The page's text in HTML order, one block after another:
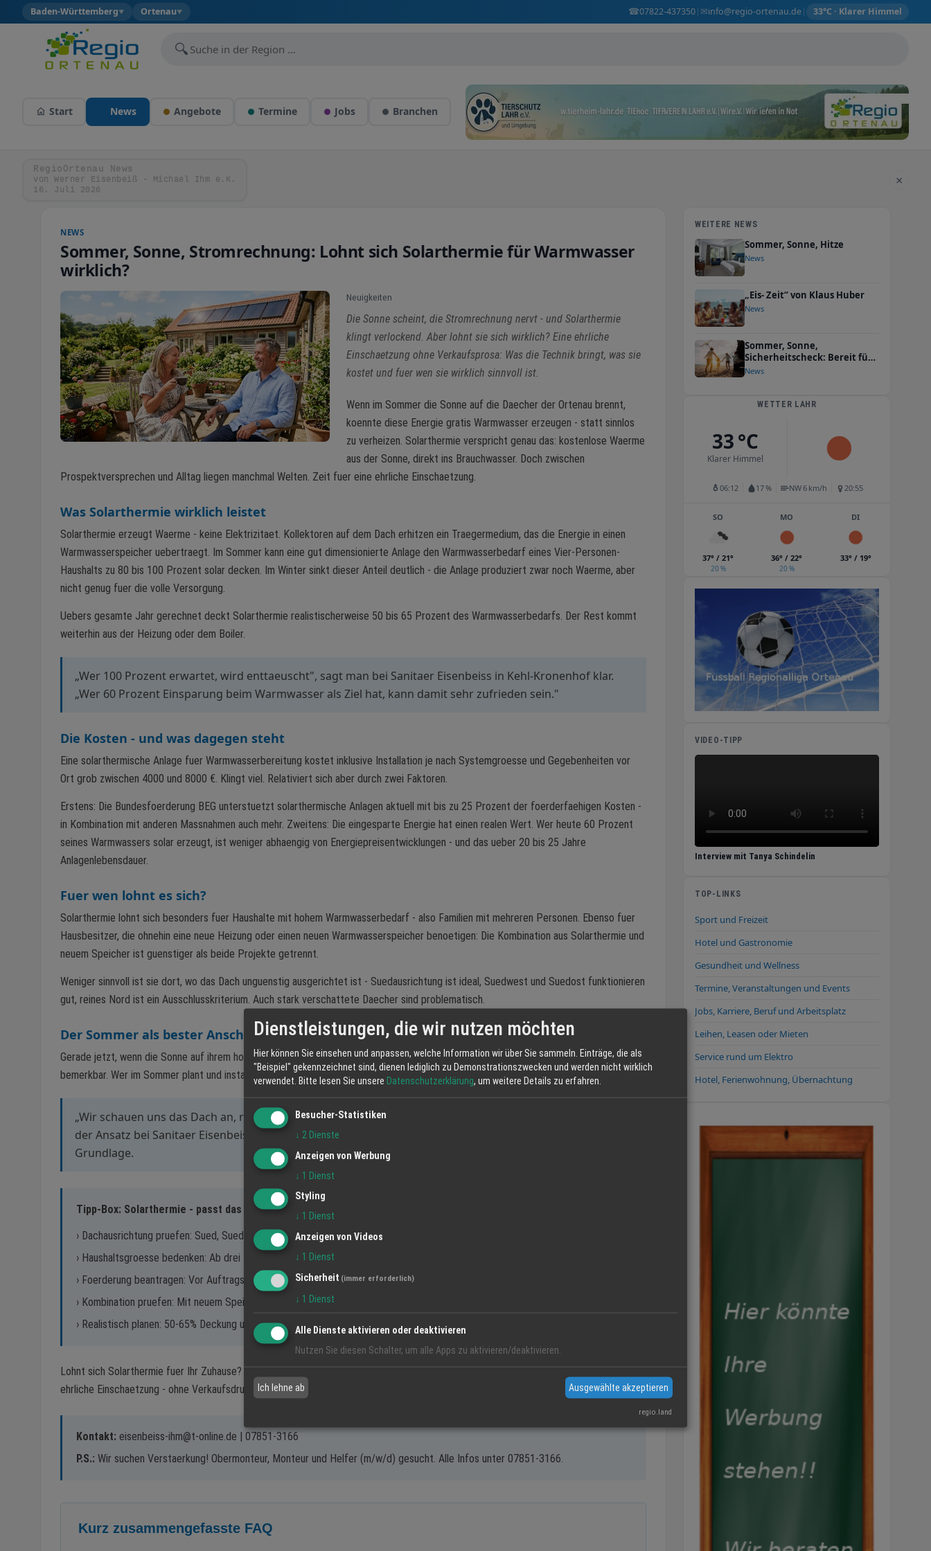
Baden-Württemberg▼ Ortenau▼ ☎07822-437350| ✉info@regio-ortenau.de| 33°C · Klarer Himmel
🔍
Start News Angebote Termine Jobs Branchen
RegioOrtenau News
von Werner Eisenbeiß - Michael Ihm e.K.
16. Juli 2026
×
NEWS
Sommer, Sonne, Stromrechnung: Lohnt sich Solarthermie für Warmwasser
wirklich?
Neuigkeiten
Die Sonne scheint, die Stromrechnung nervt - und Solarthermie
klingt verlockend. Aber lohnt sie sich wirklich? Eine ehrliche
Einschaetzung ohne Verkaufsprosa: Was die Technik bringt, was sie
kostet und fuer wen sie wirklich sinnvoll ist.
Wenn im Sommer die Sonne auf die Daecher der Ortenau brennt,
koennte diese Energie gratis Warmwasser erzeugen - statt sinnlos
zu verheizen. Solarthermie verspricht genau das: kostenlose Waerme
aus der Sonne, direkt ins Brauchwasser. Doch zwischen
Prospektversprechen und Alltag liegen manchmal Welten. Zeit fuer eine ehrliche Einschaetzung.
Was Solarthermie wirklich leistet
Solarthermie erzeugt Waerme - keine Elektrizitaet. Kollektoren auf dem Dach erhitzen ein Traegermedium, das die Energie in einen
Warmwasserspeicher uebertraegt. Im Sommer kann eine gut dimensionierte Anlage den Warmwasserbedarf eines Vier-Personen-
Haushalts zu 80 bis 100 Prozent solar decken. Im Winter sinkt dieser Anteil deutlich - die Anlage produziert zwar noch Waerme, aber
nicht genug fuer die volle Versorgung.
Uebers gesamte Jahr gerechnet deckt Solarthermie realistischerweise 50 bis 65 Prozent des Warmwasserbedarfs. Der Rest kommt
weiterhin aus der Heizung oder dem Boiler.
„Wer 100 Prozent erwartet, wird enttaeuscht", sagt man bei Sanitaer Eisenbeiss in Kehl-Kronenhof klar.
„Wer 60 Prozent Einsparung beim Warmwasser als Ziel hat, kann damit sehr zufrieden sein."
Die Kosten - und was dagegen steht
Eine solarthermische Anlage fuer Warmwasserbereitung kostet inklusive Installation je nach Systemgroesse und Gegebenheiten vor
Ort grob zwischen 4000 und 8000 €. Klingt viel. Relativiert sich aber durch zwei Faktoren.
Erstens: Die Bundesfoerderung BEG unterstuetzt solarthermische Anlagen aktuell mit bis zu 25 Prozent der foerderfaehigen Kosten -
in Kombination mit anderen Massnahmen auch mehr. Zweitens: Die eingesparte Energie hat einen realen Wert. Wer heute 60 Prozent
seines Warmwassers solar erzeugt, ist weniger abhaengig von Energiepreisentwicklungen - und das ueber 20 bis 25 Jahre
Anlagenlebensdauer.
Fuer wen lohnt es sich?
Solarthermie lohnt sich besonders fuer Haushalte mit hohem Warmwasserbedarf - also Familien mit mehreren Personen. Ebenso fuer
Hausbesitzer, die ohnehin eine neue Heizung oder einen neuen Warmwasserspeicher benoetigen: Die Kombination aus Solarthermie und
neuem Speicher ist guenstiger als beide Projekte getrennt.
Weniger sinnvoll ist sie dort, wo das Dach unguenstig ausgerichtet ist - Suedausrichtung ist ideal, Suedwest und Suedost funktionieren
gut, reines Nord ist ein Ausschlusskriterium. Auch stark verschattete Daecher sind problematisch.
Der Sommer als bester Anschauungsunterricht
Gerade jetzt, wenn die Sonne auf ihrem hoechsten Stand ist und die Energiekosten trotzdem weiterlaufen, macht sich der Unterschied
bemerkbar. Wer im Sommer plant und installieren laesst, profitiert noch in dieser Saison - und startet gut geruestet in den Herbst.
„Wir schauen uns das Dach an, rechnen durch, was realistisch moeglich ist - und dann entscheiden Sie", so
der Ansatz bei Sanitaer Eisenbeiss. Keine Versprechen, die sich nicht halten lassen. Dafuer eine ehrliche
Grundlage.
Tipp-Box: Solarthermie - passt das zu mir?
› Dachausrichtung pruefen: Sued, Suedwest oder Suedost ideal
› Haushaltsgroesse bedenken: Ab drei Personen besonders wirtschaftlich
› Foerderung beantragen: Vor Auftragsvergabe - nicht danach
› Kombination pruefen: Mit neuem Speicher oder Heizung kombinieren
› Realistisch planen: 50-65% Deckung uebers Jahr ist ein gutes Ziel
Lohnt sich Solarthermie fuer Ihr Zuhause? Das Team von Sanitaer Eisenbeiss - Michael Ihm e.K. in Kehl-Kronenhof gibt Ihnen eine
ehrliche Einschaetzung - ohne Verkaufsdruck, mit konkreten Zahlen fuer Ihre Situation.
Kontakt: eisenbeiss-ihm@t-online.de | 07851-3166
P.S.: Wir suchen Verstaerkung! Obermonteur, Monteur und Helfer (m/w/d) gesucht. Alle Infos unter 07851-3166.
Kurz zusammengefasste FAQ
WEITERE NEWS
Sommer, Sonne, Hitze
News
„Eis- Zeit“ von Klaus Huber
News
Sommer, Sonne,
Sicherheitscheck: Bereit für
die Urlaubsfahrt?
News
WETTER LAHR
33 °C
Klarer Himmel
06:12 17 % NW 6 km/h 20:55
SO
37° / 21°
20 %
MO
36° / 22°
20 %
DI
33° / 19°
VIDEO-TIPP
Interview mit Tanya Schindelin
TOP-LINKS
Sport und Freizeit
Hotel und Gastronomie
Gesundheit und Wellness
Termine, Veranstaltungen und Events
Jobs, Karriere, Beruf und Arbeitsplatz
Leihen, Leasen oder Mieten
Service rund um Elektro
Hotel, Ferienwohnung, Übernachtung
Dienstleistungen, die wir nutzen möchten
Hier können Sie einsehen und anpassen, welche Information wir über Sie sammeln. Einträge, die als
"Beispiel" gekennzeichnet sind, dienen lediglich zu Demonstrationszwecken und werden nicht wirklich
verwendet. Bitte lesen Sie unsere Datenschutzerklärung, um weitere Details zu erfahren.
Besucher-Statistiken
↓ 2 Dienste
Anzeigen von Werbung
↓ 1 Dienst
Styling
↓ 1 Dienst
Anzeigen von Videos
↓ 1 Dienst
Sicherheit (immer erforderlich)
↓ 1 Dienst
Alle Dienste aktivieren oder deaktivieren
Nutzen Sie diesen Schalter, um alle Apps zu aktivieren/deaktivieren.
Ich lehne ab Ausgewählte akzeptieren
regio.land